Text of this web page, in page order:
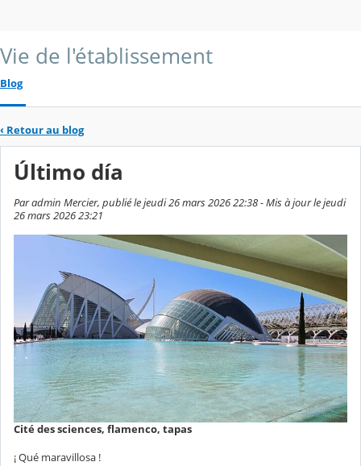
Vie de l'établissement
Blog
‹ Retour au blog
Último día
Par admin Mercier, publié le jeudi 26 mars 2026 22:38 - Mis à jour le jeudi
26 mars 2026 23:21
Cité des sciences, flamenco, tapas
¡ Qué maravillosa !